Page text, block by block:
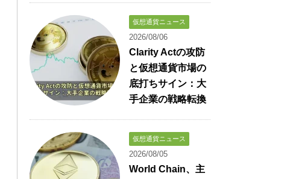
仮想通貨ニュース
2026/08/06
Clarity Actの攻防
と仮想通貨市場の
底打ちサイン：大
手企業の戦略転換
仮想通貨ニュース
2026/08/05
World Chain、主